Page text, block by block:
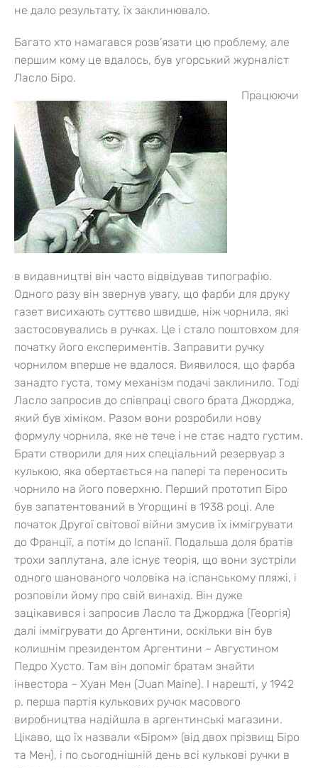
не дало результату, їх заклинювало.
Багато хто намагався розв’язати цю проблему, але
першим кому це вдалось, був угорський журналіст
Ласло Біро.
Працюючи
в видавництві він часто відвідував типографію.
Одного разу він звернув увагу, що фарби для друку
газет висихають суттєво швидше, ніж чорнила, які
застосовувались в ручках. Це і стало поштовхом для
початку його експериментів. Заправити ручку
чорнилом вперше не вдалося. Виявилося, що фарба
занадто густа, тому механізм подачі заклинило. Тоді
Ласло запросив до співпраці свого брата Джорджа,
який був хіміком. Разом вони розробили нову
формулу чорнила, яке не тече і не стає надто густим.
Брати створили для них спеціальний резервуар з
кулькою, яка обертається на папері та переносить
чорнило на його поверхню. Перший прототип Біро
був запатентований в Угорщині в 1938 році. Але
початок Другої світової війни змусив їх іммігрувати
до Франції, а потім до Іспанії. Подальша доля братів
трохи заплутана, але існує теорія, що вони зустріли
одного шанованого чоловіка на іспанському пляжі, і
розповіли йому про свій винахід. Він дуже
зацікавився і запросив Ласло та Джорджа (Георгія)
далі іммігрувати до Аргентини, оскільки він був
колишнім президентом Аргентини – Августином
Педро Хусто. Там він допоміг братам знайти
інвестора – Хуан Мен (Juan Maine). І нарешті, у 1942
р. перша партія кулькових ручок масового
виробництва надійшла в аргентинські магазини.
Цікаво, що їх назвали «Біром» (від двох прізвищ Біро
та Мен), і по сьогоднішній день всі кулькові ручки в